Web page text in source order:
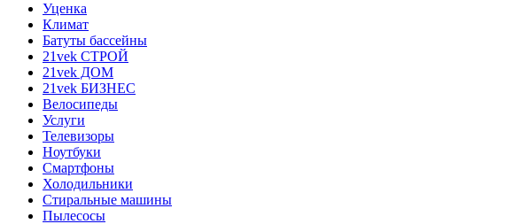
Уценка
Климат
Батуты бассейны
21vek СТРОЙ
21vek ДОМ
21vek БИЗНЕС
Велосипеды
Услуги
Телевизоры
Ноутбуки
Смартфоны
Холодильники
Стиральные машины
Пылесосы